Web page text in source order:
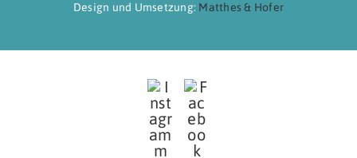
Design und Umsetzung: Matthes & Hofer